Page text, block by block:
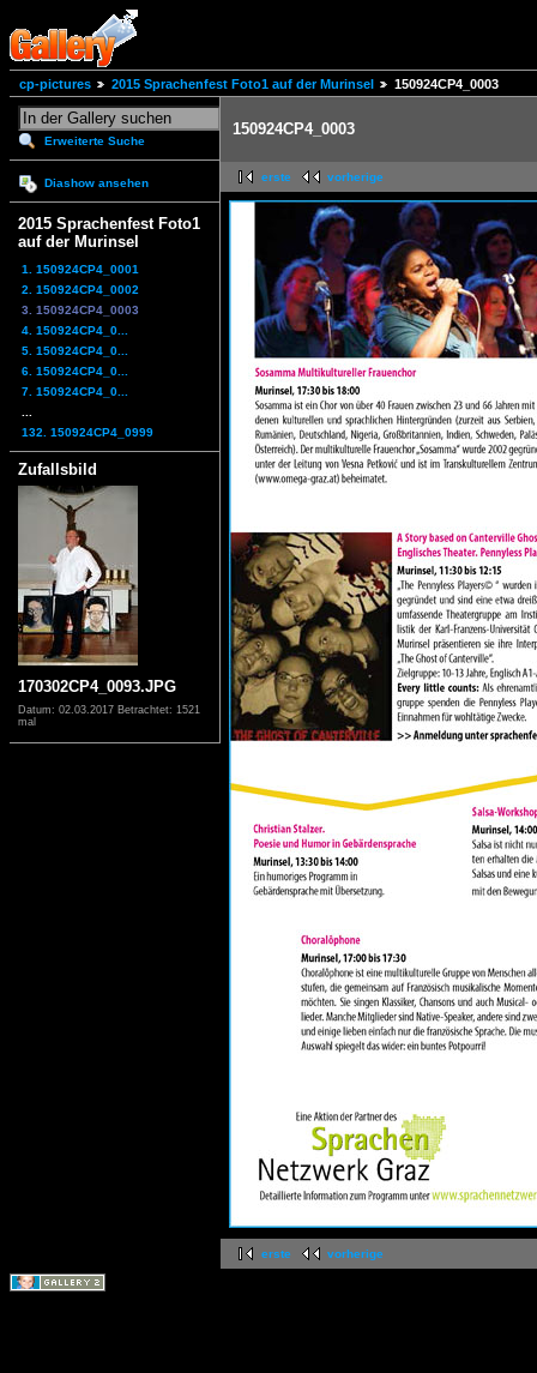
cp-pictures 2015 Sprachenfest Foto1 auf der Murinsel 150924CP4_0003
Erweiterte Suche
Diashow ansehen
2015 Sprachenfest Foto1
auf der Murinsel
1. 150924CP4_0001
2. 150924CP4_0002
3. 150924CP4_0003
4. 150924CP4_0...
5. 150924CP4_0...
6. 150924CP4_0...
7. 150924CP4_0...
132. 150924CP4_0999
Zufallsbild
170302CP4_0093.JPG
Datum: 02.03.2017 Betrachtet: 1521
mal
150924CP4_0003
erste vorherige
erste vorherige